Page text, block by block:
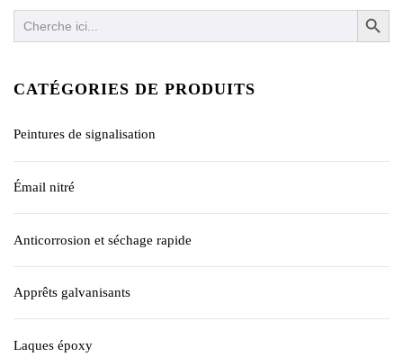
Search
for:
SEARCH
CATÉGORIES DE PRODUITS
Peintures de signalisation
Émail nitré
Anticorrosion et séchage rapide
Apprêts galvanisants
Laques époxy